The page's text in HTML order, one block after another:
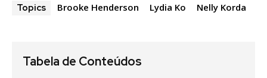
Topics Brooke Henderson Lydia Ko Nelly Korda
Tabela de Conteúdos